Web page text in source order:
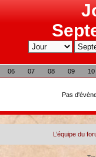
06 07 08 09 10
Pas
L’équipe du